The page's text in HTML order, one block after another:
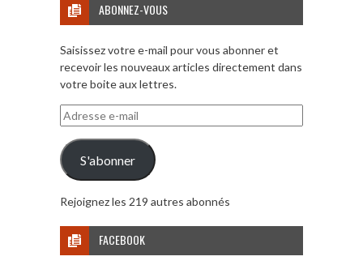
ABONNEZ-VOUS
Saisissez votre e-mail pour vous abonner et
recevoir les nouveaux articles directement dans
votre boite aux lettres.
Adresse
e-
mail
S'abonner
Rejoignez les 219 autres abonnés
FACEBOOK